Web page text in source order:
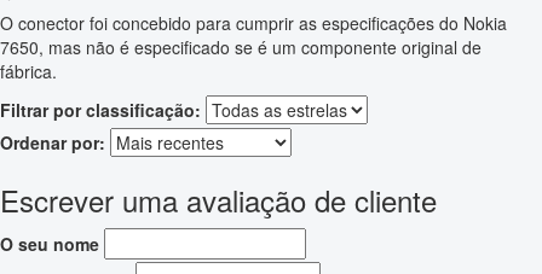
O conector foi concebido para cumprir as especificações do Nokia
7650, mas não é especificado se é um componente original de
fábrica.
Filtrar por classificação:
Ordenar por:
Escrever uma avaliação de cliente
O seu nome